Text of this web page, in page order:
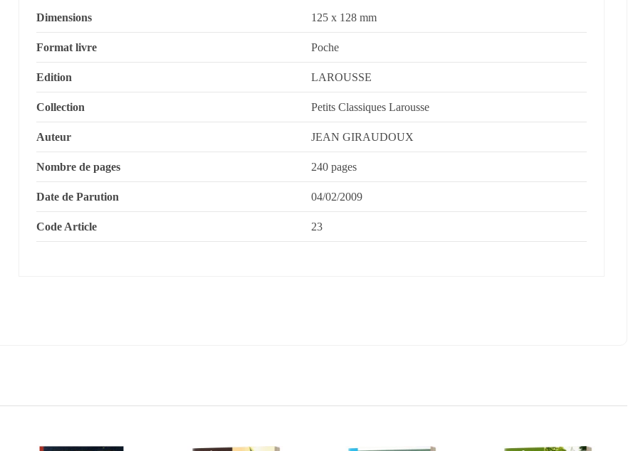
Dimensions 125 x 128 mm
Format livre Poche
Edition LAROUSSE
Collection Petits Classiques Larousse
Auteur JEAN GIRAUDOUX
Nombre de pages 240 pages
Date de Parution 04/02/2009
Code Article 23